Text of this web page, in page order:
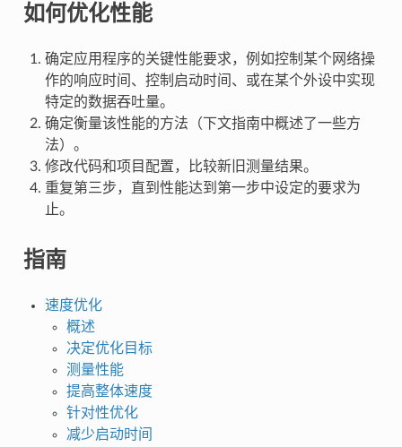
如何优化性能
确定应用程序的关键性能要求，例如控制某个网络操
作的响应时间、控制启动时间、或在某个外设中实现
特定的数据吞吐量。
确定衡量该性能的方法（下文指南中概述了一些方
法）。
修改代码和项目配置，比较新旧测量结果。
重复第三步，直到性能达到第一步中设定的要求为
止。
指南
速度优化
概述
决定优化目标
测量性能
提高整体速度
针对性优化
减少启动时间